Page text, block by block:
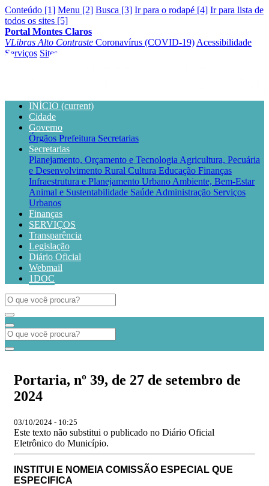
Conteúdo [1] Menu [2] Busca [3] Ir para o rodapé [4] Ir para lista de
todos os sites [5]
Portal Montes Claros
VLibras Alto Contraste Coronavírus (COVID-19) Acessibilidade
Serviços Sites
INÍCIO (current)
Cidade
Governo
Órgãos Prefeitura Secretarias
Secretarias
Planejamento, Orçamento e Tecnologia Agricultura, Pecuária
e Desenvolvimento Rural Cultura Educação Finanças
Infraestrutura e Planejamento Urbano Ambiente, Bem-Estar
Animal e Sustentabilidade Saúde Administração Serviços
Urbanos
Finanças
SERVIÇOS
Transparência
Legislação
Diário Oficial
Webmail
1DOC
Portaria, nº 39, de 27 de setembro de
2024
03/10/2024 - 10:25
Este texto não substitui o publicado no Diário Oficial
Eletrônico do Município.
INSTITUI E NOMEIA COMISSÃO ESPECIAL QUE
ESPECIFICA